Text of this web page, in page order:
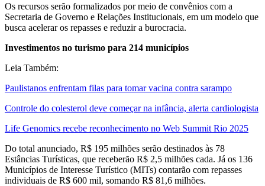
Os recursos serão formalizados por meio de convênios com a
Secretaria de Governo e Relações Institucionais, em um modelo que
busca acelerar os repasses e reduzir a burocracia.
Investimentos no turismo para 214 municípios
Leia Também:
Paulistanos enfrentam filas para tomar vacina contra sarampo
Controle do colesterol deve começar na infância, alerta cardiologista
Life Genomics recebe reconhecimento no Web Summit Rio 2025
Do total anunciado, R$ 195 milhões serão destinados às 78
Estâncias Turísticas, que receberão R$ 2,5 milhões cada. Já os 136
Municípios de Interesse Turístico (MITs) contarão com repasses
individuais de R$ 600 mil, somando R$ 81,6 milhões.